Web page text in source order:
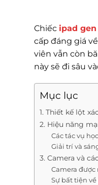
Chiếc ipad gen
cấp đáng giá
viên vẫn còn
này sẽ đi sâu
Mục lục
1. Thiết kế lột
2. Hiệu năng
Các tác vụ
Giải trí và
3. Camera và
Camera
Sự bất tiện